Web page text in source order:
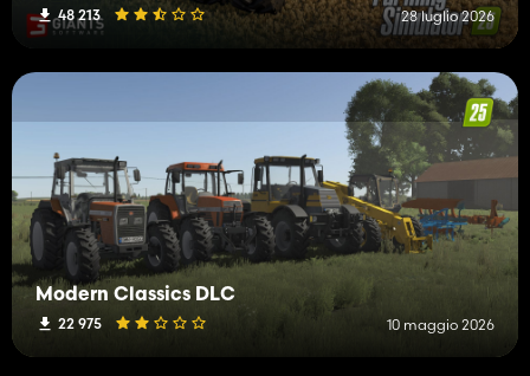
48 213 28 luglio 2026
Modern Classics DLC
22 975 10 maggio 2026